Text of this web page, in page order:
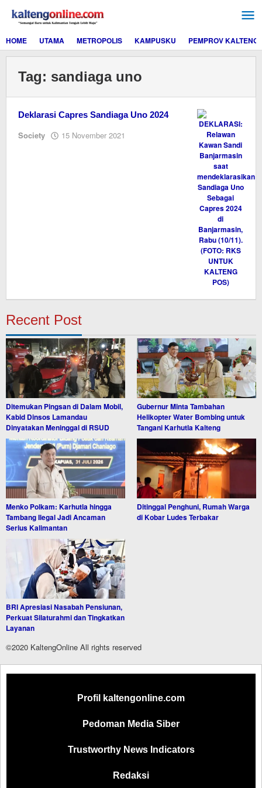
konten
HOME
UTAMA METROPOLIS KAMPUSKU PEMPROV KALTENG
Tag: sandiaga uno
Deklarasi Capres Sandiaga Uno 2024
Society 15 November 2021
Recent Post
Ditemukan Pingsan di Dalam Mobil,
Kabid Dinsos Lamandau
Dinyatakan Meninggal di RSUD
Gubernur Minta Tambahan
Helikopter Water Bombing untuk
Tangani Karhutla Kalteng
Menko Polkam: Karhutla hingga
Tambang Ilegal Jadi Ancaman
Serius Kalimantan
Ditinggal Penghuni, Rumah Warga
di Kobar Ludes Terbakar
BRI Apresiasi Nasabah Pensiunan,
Perkuat Silaturahmi dan Tingkatkan
Layanan
©2020 KaltengOnline All rights reserved
Profil kaltengonline.com
Pedoman Media Siber
Trustworthy News Indicators
Redaksi